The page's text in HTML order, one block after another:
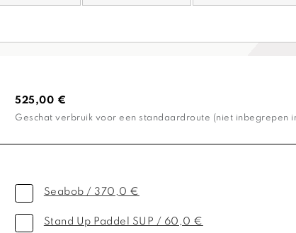
525,00 €
Geschat verbruik voor een standaardroute (niet inbegrepen
Seabob / 370,0 €
Stand Up Paddel SUP / 60,0 €